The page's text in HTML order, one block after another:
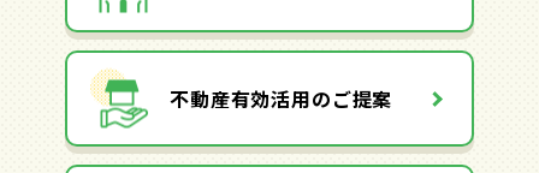
不動産有効活用のご提案